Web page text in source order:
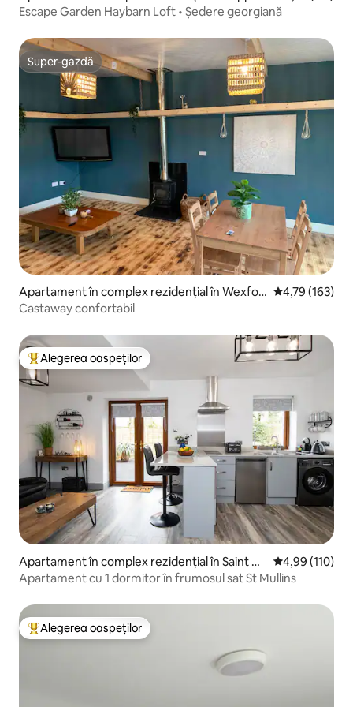
uin
Escape Garden Haybarn Loft • Ședere georgiană
Super-gazdă
Super-gazdă
Apartament în complex rezidențial în Wexfor
d
Scor mediu
4,79 (163)
Castaway confortabil
Locuință din topul categoriei Alegerea oaspeților
Alegerea oaspeților
Apartament în complex rezidențial în Saint M
ullin's
Scor mediu
4,99 (110)
Apartament cu 1 dormitor în frumosul sat St Mullins
Locuință din topul categoriei Alegerea oaspeților
Alegerea oaspeților